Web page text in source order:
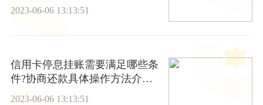
2023-06-06 13:13:51
信用卡停息挂账需要满足哪些条
件?协商还款具体操作方法介绍
是什么？
2023-06-06 13:13:51